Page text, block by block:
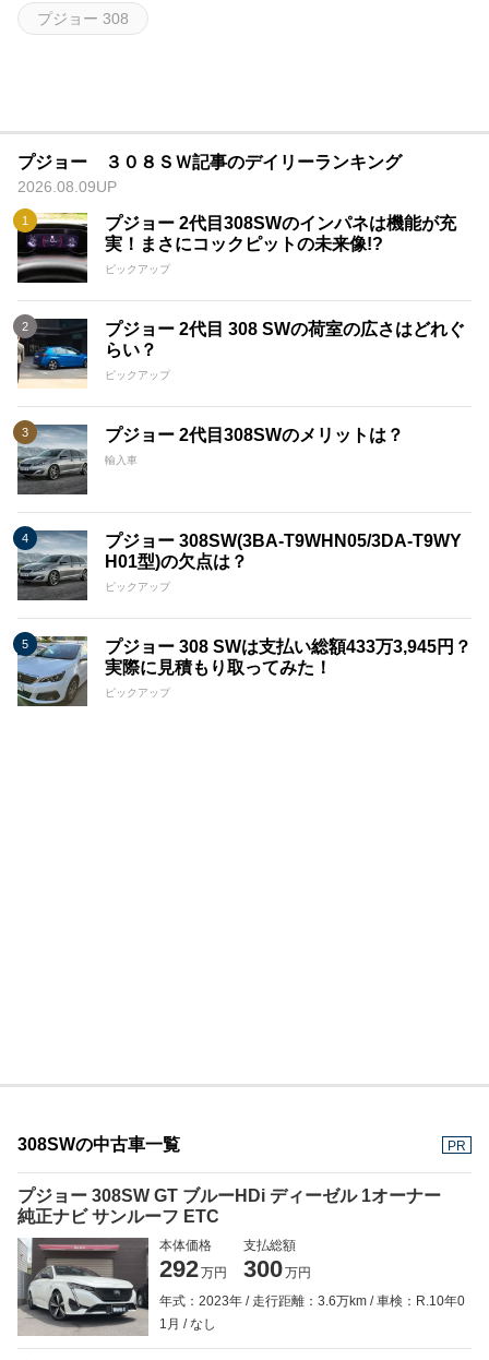
プジョー 308
プジョー ３０８ＳＷ記事のデイリーランキング
2026.08.09UP
プジョー 2代目308SWのインパネは機能が充
実！まさにコックピットの未来像!?
ピックアップ
プジョー 2代目 308 SWの荷室の広さはどれぐ
らい？
ピックアップ
プジョー 2代目308SWのメリットは？
輸入車
プジョー 308SW(3BA-T9WHN05/3DA-T9WY
H01型)の欠点は？
ピックアップ
プジョー 308 SWは支払い総額433万3,945円？
実際に見積もり取ってみた！
ピックアップ
308SWの中古車一覧 PR
プジョー 308SW GT ブルーHDi ディーゼル 1オーナー
純正ナビ サンルーフ ETC
本体価格
292万円
支払総額
300万円
年式：2023年
走行距離：3.6万km
車検：R.10年0
1月
なし